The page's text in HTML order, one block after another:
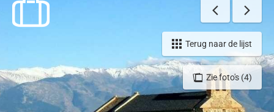
Zie foto's (4)
Terug naar de lijst